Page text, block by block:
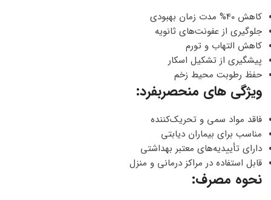
کاهش 40% مدت زمان بهبودی
جلوگیری از عفونت‌های ثانویه
کاهش التهاب و تورم
پیشگیری از تشکیل اسکار
حفظ رطوبت محیط زخم
ویژگی های منحصربفرد:
فاقد مواد سمی و تحریک‌کننده
مناسب برای بیماران دیابتی
دارای تأییدیه‌های معتبر بهداشتی
قابل استفاده در مراکز درمانی و منزل
نحوه مصرف: